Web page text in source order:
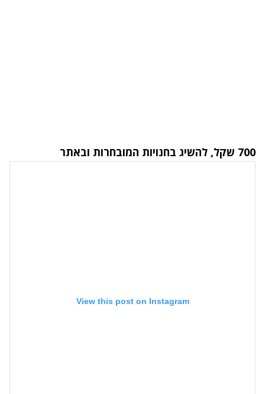
700 שקל, להשיג בחנויות המובחרות ו באתר
View this post on Instagram